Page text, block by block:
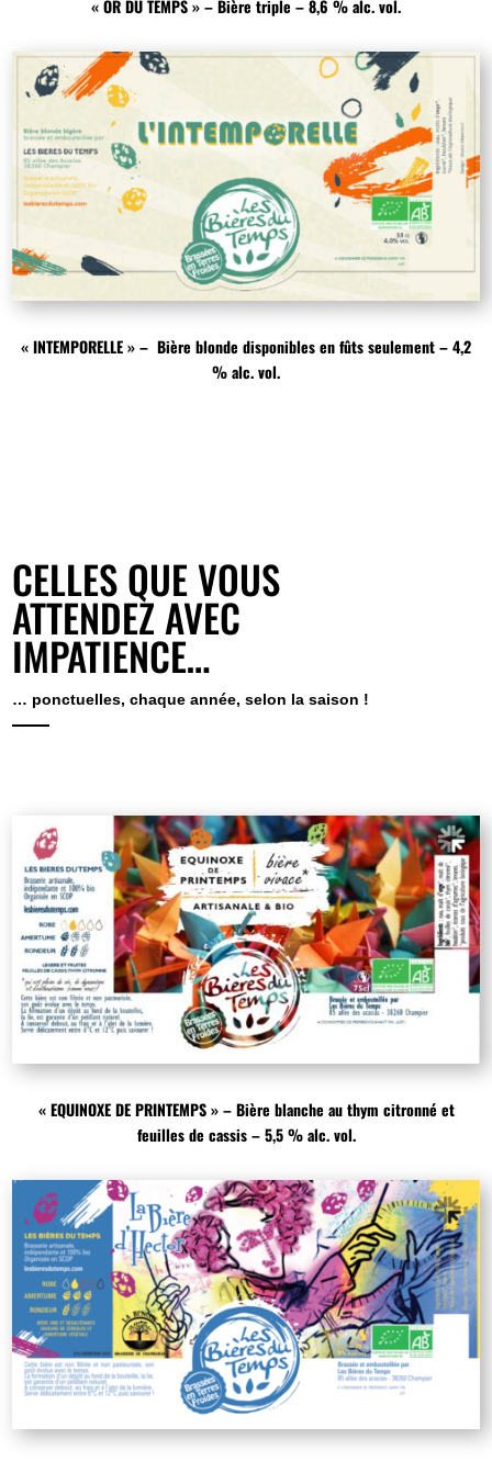
« OR DU TEMPS » – Bière triple – 8,6 % alc. vol.
« INTEMPORELLE » – Bière blonde disponibles en fûts seulement – 4,2
% alc. vol.
CELLES QUE VOUS
ATTENDEZ AVEC
IMPATIENCE…
… ponctuelles, chaque année, selon la saison !
« EQUINOXE DE PRINTEMPS » – Bière blanche au thym citronné et
feuilles de cassis – 5,5 % alc. vol.